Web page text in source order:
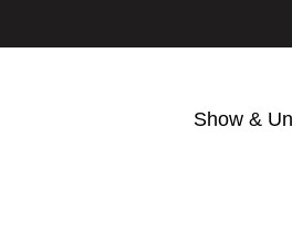
Show &